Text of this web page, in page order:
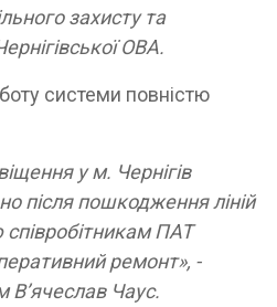
захисту та
ОВА.
системи повністю
у м. Чернігів
після пошкодження ліній
ПАТ
ремонт», -
Вʼячеслав Чаус.